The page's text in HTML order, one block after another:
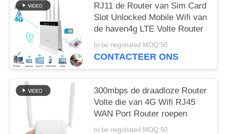
RJ11 de Router van Sim Card
Slot Unlocked Mobile Wifi van
de haven4g LTE Volte Router
to be negotiated MOQ:50
CONTACTEER ONS
300mbps de draadloze Router
Volte die van 4G Wifi RJ45
WAN Port Router roepen
to be negotiated MOQ:50